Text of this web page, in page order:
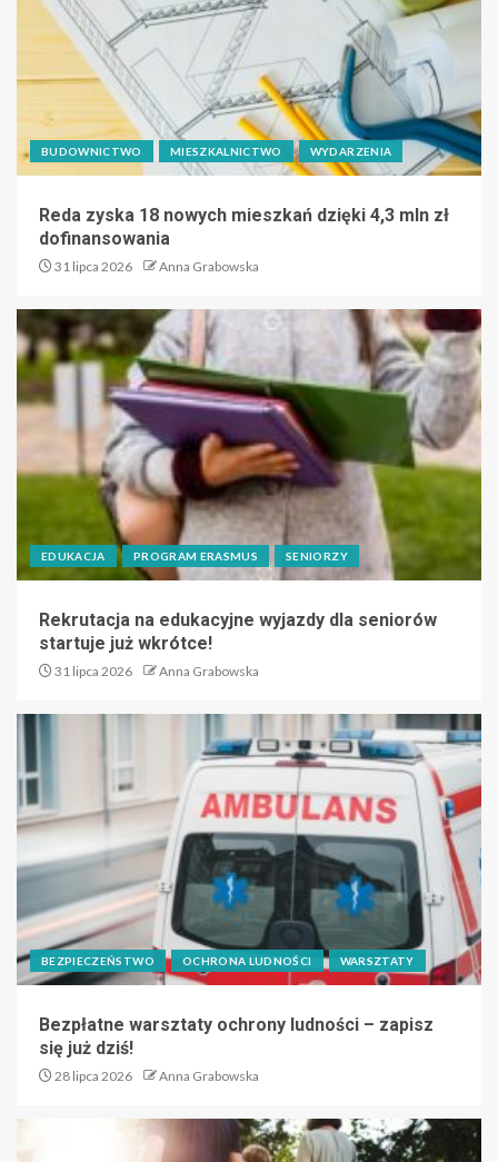
BUDOWNICTWO MIESZKALNICTWO WYDARZENIA
Reda zyska 18 nowych mieszkań dzięki 4,3 mln zł
dofinansowania
31 lipca 2026 Anna Grabowska
EDUKACJA PROGRAM ERASMUS SENIORZY
Rekrutacja na edukacyjne wyjazdy dla seniorów
startuje już wkrótce!
31 lipca 2026 Anna Grabowska
BEZPIECZEŃSTWO OCHRONA LUDNOŚCI WARSZTATY
Bezpłatne warsztaty ochrony ludności – zapisz
się już dziś!
28 lipca 2026 Anna Grabowska